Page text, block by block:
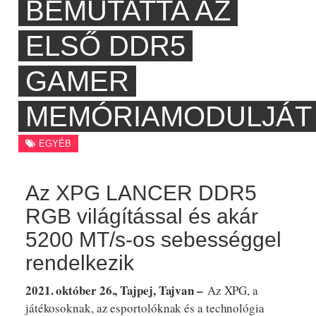
BEMUTATTA AZ
ELSŐ DDR5
GAMER
MEMÓRIAMODULJÁT
EGYÉB
Az XPG LANCER DDR5
RGB világítással és akár
5200 MT/s-os sebességgel
rendelkezik
2021. október 26., Tajpej, Tajvan –Az XPG, a
játékosoknak, az esportolóknak és a technológia